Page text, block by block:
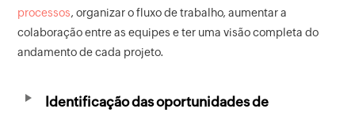
processos, organizar o fluxo de trabalho, aumentar a
colaboração entre as equipes e ter uma visão completa do
andamento de cada projeto.
Identificação das oportunidades de